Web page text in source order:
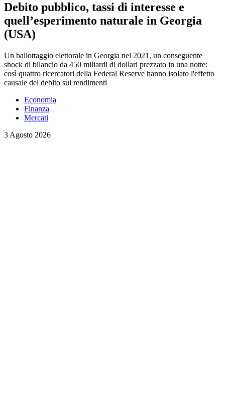
Debito pubblico, tassi di interesse e
quell’esperimento naturale in Georgia
(USA)
Un ballottaggio elettorale in Georgia nel 2021, un conseguente
shock di bilancio da 450 miliardi di dollari prezzato in una notte:
così quattro ricercatori della Federal Reserve hanno isolato l'effetto
causale del debito sui rendimenti
Economia
Finanza
Mercati
3 Agosto 2026